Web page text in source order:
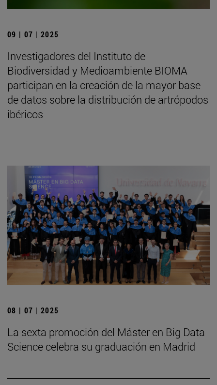
09 | 07 | 2025
Investigadores del Instituto de
Biodiversidad y Medioambiente BIOMA
participan en la creación de la mayor base
de datos sobre la distribución de artrópodos
ibéricos
08 | 07 | 2025
La sexta promoción del Máster en Big Data
Science celebra su graduación en Madrid